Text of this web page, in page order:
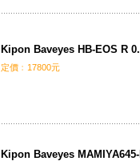
Kipon Baveyes HB-EOS R
定價﹕17800元
Kipon Baveyes